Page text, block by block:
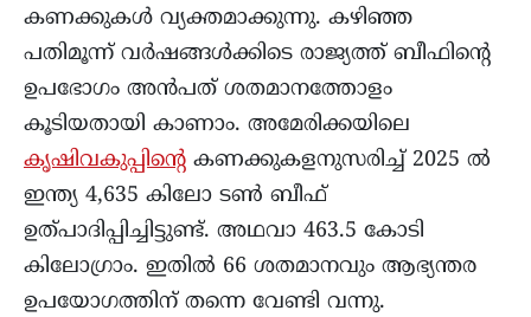
കണക്കുകൾ വ്യക്തമാക്കുന്നു. കഴിഞ്ഞ
പതിമൂന്ന് വർഷങ്ങൾക്കിടെ രാജ്യത്ത് ബീഫിന്റെ
ഉപഭോഗം അൻപത് ശതമാനത്തോളം
കൂടിയതായി കാണാം. അമേരിക്കയിലെ
കൃഷിവകുപ്പിന്റെ കണക്കുകളനുസരിച്ച് 2025 ൽ
ഇന്ത്യ 4,635 കിലോ ടൺ ബീഫ്
ഉത്പാദിപ്പിച്ചിട്ടുണ്ട്. അഥവാ 463.5 കോടി
കിലോഗ്രാം. ഇതിൽ 66 ശതമാനവും ആഭ്യന്തര
ഉപയോഗത്തിന് തന്നെ വേണ്ടി വന്നു.